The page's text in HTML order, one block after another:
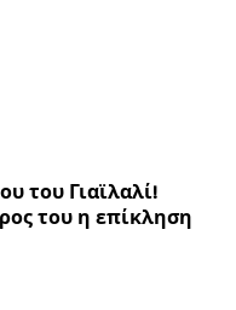
του Γιαϊλαλί!
του η επίκληση